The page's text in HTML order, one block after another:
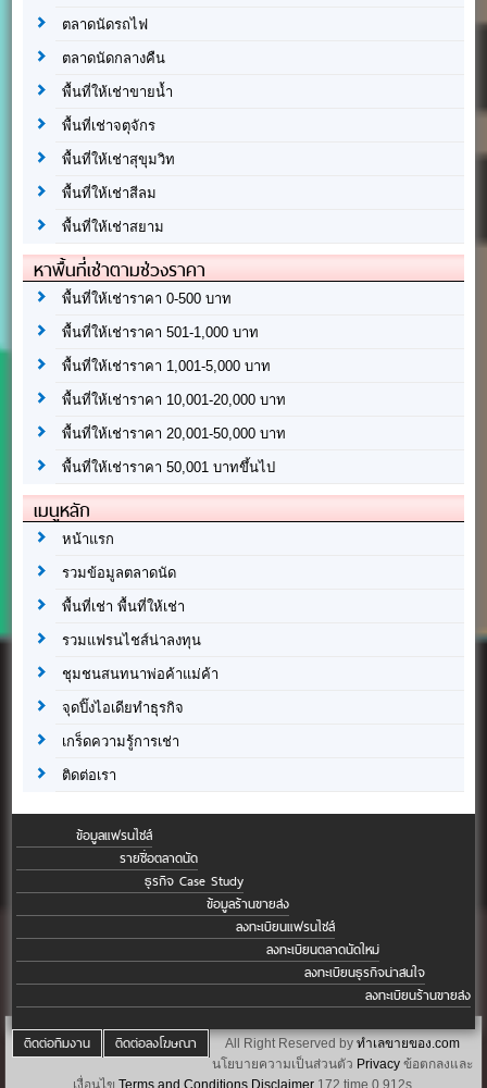
ตลาดนัดรถไฟ
ตลาดนัดกลางคืน
พื้นที่ให้เช่าขายน้ำ
พื้นที่เช่าจตุจักร
พื้นที่ให้เช่าสุขุมวิท
พื้นที่ให้เช่าสีลม
พื้นที่ให้เช่าสยาม
หาพื้นที่เช่าตามช่วงราคา
พื้นที่ให้เช่าราคา 0-500 บาท
พื้นที่ให้เช่าราคา 501-1,000 บาท
พื้นที่ให้เช่าราคา 1,001-5,000 บาท
พื้นที่ให้เช่าราคา 10,001-20,000 บาท
พื้นที่ให้เช่าราคา 20,001-50,000 บาท
พื้นที่ให้เช่าราคา 50,001 บาทขึ้นไป
เมนูหลัก
หน้าแรก
รวมข้อมูลตลาดนัด
พื้นที่เช่า พื้นที่ให้เช่า
รวมแฟรนไชส์น่าลงทุน
ชุมชนสนทนาพ่อค้าแม่ค้า
จุดปิ๊งไอเดียทำธุรกิจ
เกร็ดความรู้การเช่า
ติดต่อเรา
ข้อมูลแฟรนไชส์
รายชื่อตลาดนัด
ธุรกิจ Case Study
ข้อมูลร้านขายส่ง
ลงทะเบียนแฟรนไชส์
ลงทะเบียนตลาดนัดใหม่
ลงทะเบียนธุรกิจน่าสนใจ
ลงทะเบียนร้านขายส่ง
ติดต่อทีมงาน ติดต่อลงโฆษณา All Right Reserved by ทำเลขายของ.com
นโยบายความเป็นส่วนตัว Privacy ข้อตกลงและ
เงื่อนไข Terms and Conditions Disclaimer172 time 0.912s.